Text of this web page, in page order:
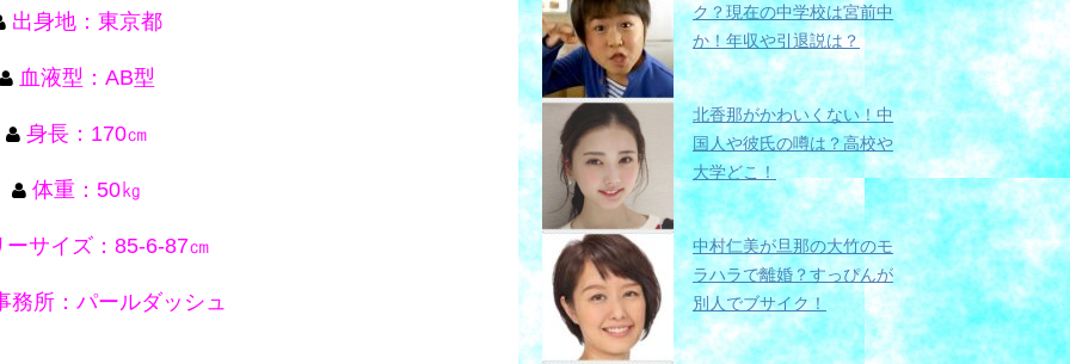
出身地：東京都
血液型：AB型
身長：170㎝
体重：50㎏
ーサイズ：85‐6‐87㎝
務所：パールダッシュ
ク？現在の中学校は宮前中
か！年収や引退説は？
北香那がかわいくない！中
国人や彼氏の噂は？高校や
大学どこ！
中村仁美が旦那の大竹のモ
ラハラで離婚？すっぴんが
別人でブサイク！